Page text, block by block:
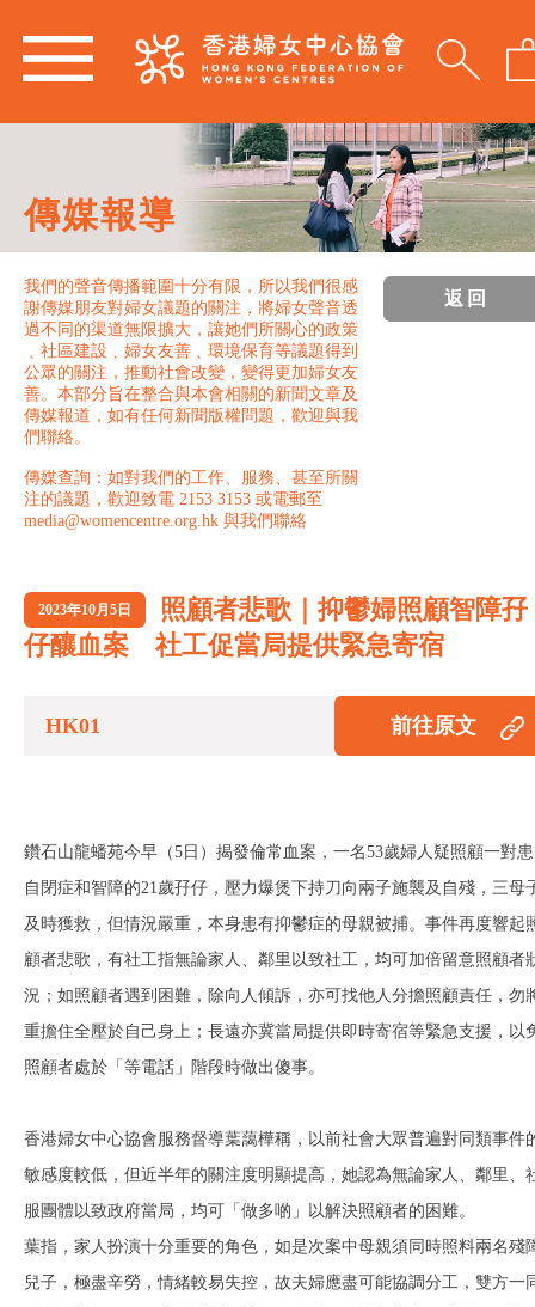
傳媒報導
我們的聲音傳播範圍十分有限，所以我們很感
謝傳媒朋友對婦女議題的關注，將婦女聲音透
過不同的渠道無限擴大，讓她們所關心的政策
﹑社區建設﹑婦女友善﹑環境保育等議題得到
公眾的關注，推動社會改變，變得更加婦女友
善。本部分旨在整合與本會相關的新聞文章及
傳媒報道，如有任何新聞版權問題，歡迎與我
們聯絡。
傳媒查詢：如對我們的工作、服務、甚至所關
注的議題，歡迎致電 2153 3153 或電郵至
media@womencentre.org.hk 與我們聯絡
返回
2023年10月5日
照顧者悲歌｜抑鬱婦照顧智障孖
仔釀血案 社工促當局提供緊急寄宿
HK01 前往原文
鑽石山龍蟠苑今早（5日）揭發倫常血案，一名53歲婦人疑照顧一對患
自閉症和智障的21歲孖仔，壓力爆煲下持刀向兩子施襲及自殘，三母
及時獲救，但情況嚴重，本身患有抑鬱症的母親被捕。事件再度響起
顧者悲歌，有社工指無論家人、鄰里以致社工，均可加倍留意照顧者
況；如照顧者遇到困難，除向人傾訴，亦可找他人分擔照顧責任，勿
重擔住全壓於自己身上；長遠亦冀當局提供即時寄宿等緊急支援，以
照顧者處於「等電話」階段時做出傻事。
香港婦女中心協會服務督導葉藹樺稱，以前社會大眾普遍對同類事件
敏感度較低，但近半年的關注度明顯提高，她認為無論家人、鄰里、
服團體以致政府當局，均可「做多啲」以解決照顧者的困難。
葉指，家人扮演十分重要的角色，如是次案中母親須同時照料兩名殘
兒子，極盡辛勞，情緒較易失控，故夫婦應盡可能協調分工，雙方一